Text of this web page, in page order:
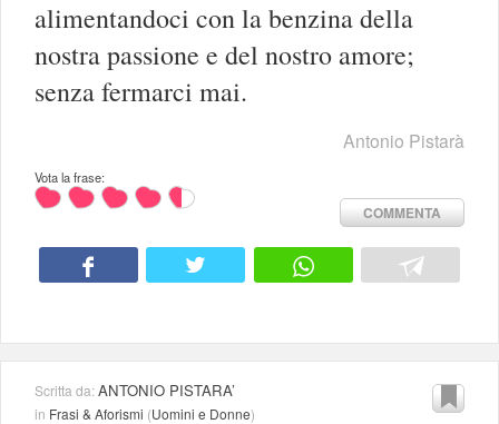
alimentandoci con la benzina della
nostra passione e del nostro amore;
senza fermarci mai.
Antonio Pistarà
Vota la frase:
COMMENTA
Scritta da:ANTONIO PISTARA’
in Frasi & Aforismi (Uomini e Donne)